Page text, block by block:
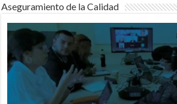
Aseguramiento de la Calidad